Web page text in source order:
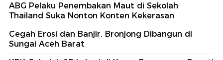
ABG Pelaku Penembakan Maut di Sekolah
Thailand Suka Nonton Konten Kekerasan
Cegah Erosi dan Banjir, Bronjong Dibangun di
Sungai Aceh Barat